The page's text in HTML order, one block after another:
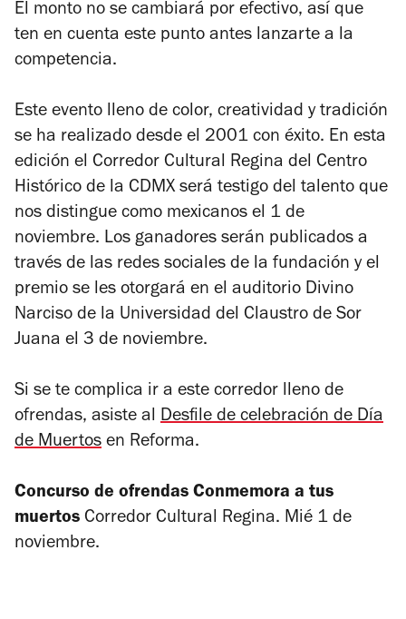
El monto no se cambiará por efectivo, así que
ten en cuenta este punto antes lanzarte a la
competencia.
Este evento lleno de color, creatividad y tradición
se ha realizado desde el 2001 con éxito. En esta
edición el Corredor Cultural Regina del Centro
Histórico de la CDMX será testigo del talento que
nos distingue como mexicanos el 1 de
noviembre. Los ganadores serán publicados a
través de las redes sociales de la fundación y el
premio se les otorgará en el auditorio Divino
Narciso de la Universidad del Claustro de Sor
Juana el 3 de noviembre.
Si se te complica ir a este corredor lleno de
ofrendas, asiste al Desfile de celebración de Día
de Muertos en Reforma.
Concurso de ofrendas Conmemora a tus
muertos Corredor Cultural Regina. Mié 1 de
noviembre.